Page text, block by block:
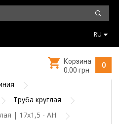
RU
0
Корзина
0.00 грн
Труба круглая
| 17х1,5 - АН